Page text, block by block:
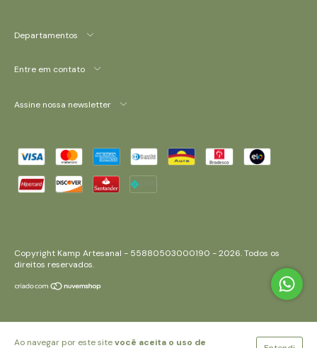
Ao navegar por este sitevocê aceita o uso de
Departamentos
Entre em contato
Assine nossa newsletter
Copyright Kamp Artesanal - 55880503000190 - 2026. Todos os
direitos reservados.